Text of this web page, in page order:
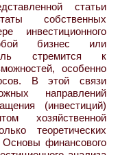
статьи
собственных
инвестиционного
бизнес или
стремится к
особенно
В этой связи
направлений
(инвестиций)
хозяйственной
теоретических
Основы финансового